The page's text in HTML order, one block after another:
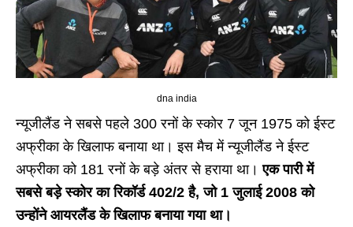
dna india
न्यूजीलैंड ने सबसे पहले 300 रनों के स्कोर 7 जून 1975 को ईस्ट
अफ्रीका के खिलाफ बनाया था। इस मैच में न्यूजीलैंड ने ईस्ट
अफ्रीका को 181 रनों के बड़े अंतर से हराया था। एक पारी में
सबसे बड़े स्कोर का रिकॉर्ड 402/2 है, जो 1 जुलाई 2008 को
उन्होंने आयरलैंड के खिलाफ बनाया गया था।